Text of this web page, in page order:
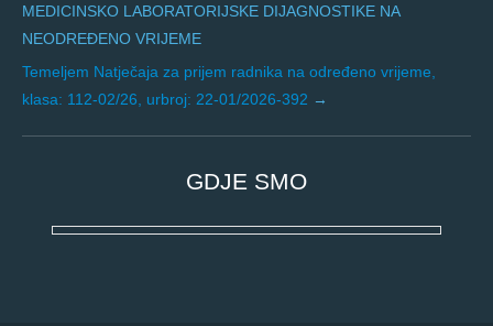
MEDICINSKO LABORATORIJSKE DIJAGNOSTIKE NA
NEODREĐENO VRIJEME
Temeljem Natječaja za prijem radnika na određeno vrijeme,
klasa: 112-02/26, urbroj: 22-01/2026-392
GDJE SMO